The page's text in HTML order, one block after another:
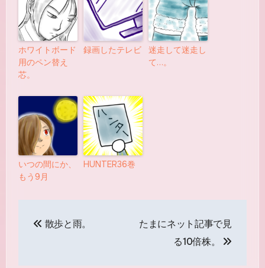
ホワイトボード
用のペン替え
芯。
録画したテレビ
迷走して迷走し
て…。
いつの間にか、
もう9月
HUNTER36巻
稿
散歩と雨。
たまにネット記事で見
る10倍株。